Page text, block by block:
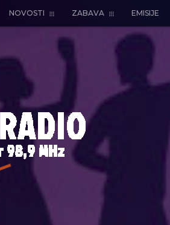
NOVOSTI ZABAVA EMISIJE